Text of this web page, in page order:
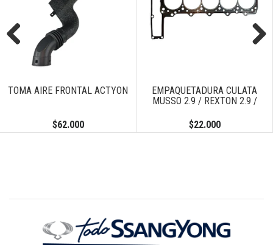
TOMA AIRE FRONTAL ACTYON
$62.000
EMPAQUETADURA CULATA
MUSSO 2.9 / REXTON 2.9 /
$22.000
Previous